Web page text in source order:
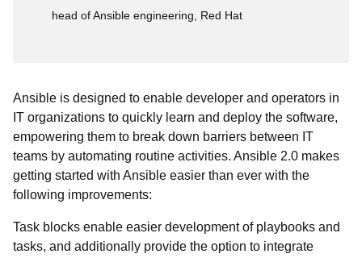
head of Ansible engineering, Red Hat
Ansible is designed to enable developer and operators in
IT organizations to quickly learn and deploy the software,
empowering them to break down barriers between IT
teams by automating routine activities. Ansible 2.0 makes
getting started with Ansible easier than ever with the
following improvements:
Task blocks enable easier development of playbooks and
tasks, and additionally provide the option to integrate